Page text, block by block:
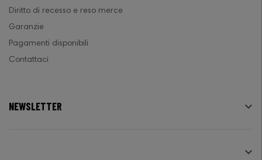
Diritto di recesso e reso merce
Garanzie
Pagamenti disponibili
Contattaci
NEWSLETTER 
